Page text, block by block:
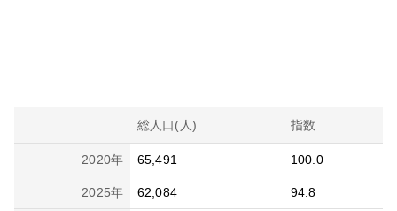
総人口(人) 指数
2020年 65,491 100.0
2025年 62,084 94.8